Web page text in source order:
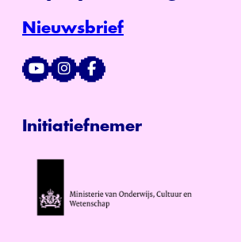
Nieuwsbrief
Initiatiefnemer